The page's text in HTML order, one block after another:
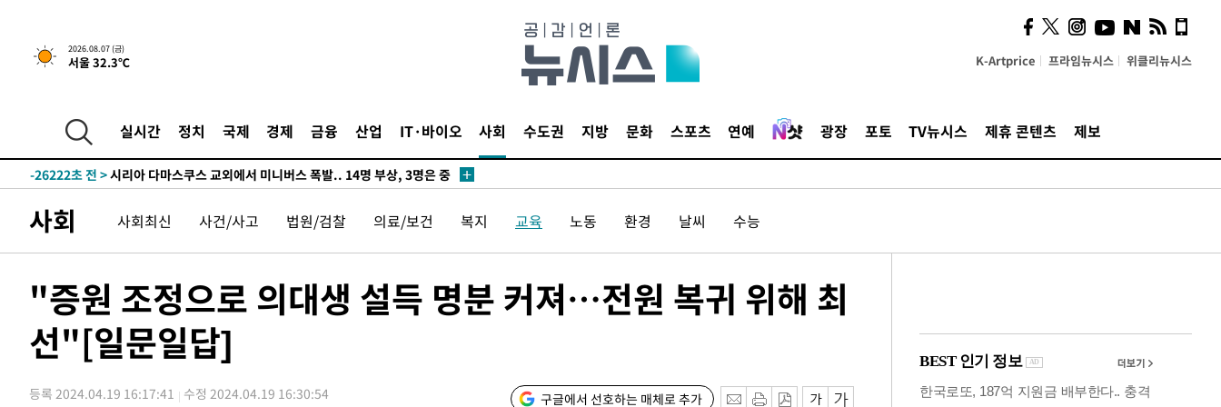
2026.08.07 (금)
서울 32.3℃ K-Artprice 프라임뉴시스 위클리뉴시스
실시간 정치 국제 경제 금융 산업 IT·바이오 사회 수도권 지방 문화 스포츠 연예 광장 포토 TV뉴시스 제휴 콘텐츠 제보
-29552초 전 >[속보]합수본, '투표율 허위 입력' 중앙·서울·경기도 선관위 등 9곳
압수수색
-29307초 전 >[속보]원·달러 환율, 오전 9시 1423.8원
-29089초 전 >
[속보]코스닥, 5.95포인트(0.74%) 상승한 807.62개장
-29057초 전 >
-26222초 전 >시리아 다마스쿠스 교외에서 미니버스 폭발.. 14명 부상, 3명은 중
-20484초 전 >
이란, 호르무즈서 "적국 목표물들"과 대치로 남부 케슘섬에서 두차
-19199초 전 >[속보]美, 폴리실리콘 수입 규제…파생제품 15% 관세, 120일 후
-15050초 전 >
[속보] 뉴욕증시, 일제 하락 마감…나스닥 0.06%↓
-31984초 전 >[속보]'300억원대 사기 혐의' 차가원 대표 구속 송치
-31178초 전 >"미 전국적 살모네라 식중독 원인은 멕시코산 할라피뇨"-- CDC
-29572초 전 >[속보]합수본, '투표율 허위 입력' 중앙·서울·경기도 선관위 등 9곳
사회 사회최신 사건/사고 법원/검찰 의료/보건 복지 교육 노동 환경 날씨 수능
"증원 조정으로 의대생 설득 명분 커져…전원 복귀 위해 최
선"[일문일답]
등록 2024.04.19 16:17:41 수정 2024.04.19 16:30:54 구글에서 선호하는 매체로 추가
시, 스마트폰 액세서리에
NFC 더했다